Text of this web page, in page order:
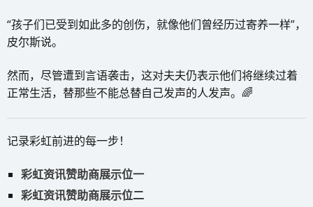
“孩子们已受到如此多的创伤，就像他们曾经历过寄养一样”，
皮尔斯说。
然而，尽管遭到言语袭击，这对夫夫仍表示他们将继续过着
正常生活，替那些不能总替自己发声的人发声。🌈
记录彩虹前进的每一步！
彩虹资讯赞助商展示位一
彩虹资讯赞助商展示位二